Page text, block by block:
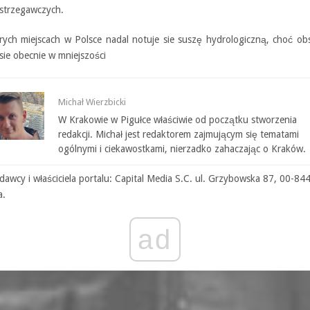
miejscach w Polsce nadal notuje sie suszę hydrologiczną, choć
obecnie w mniejszości
Michał Wierzbicki
W Krakowie w Pigułce właściwie od początku stworzenia
redakcji. Michał jest redaktorem zajmującym się tematami
ogólnymi i ciekawostkami, nierzadko zahaczając o Kraków.
i właściciela portalu: Capital Media S.C. ul. Grzybowska 87, 00-844
ad